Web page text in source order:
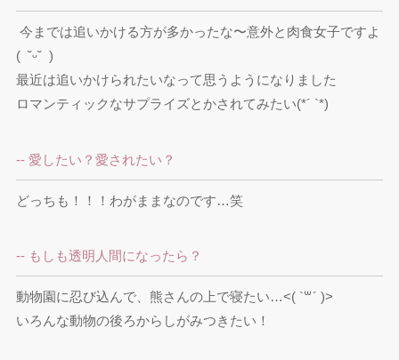
(  ˘ᵕ˘  )
最近は追いかけられたいなって思うようになりました
ロマンティックなサプライズとかされてみたい(*´ `*)
-- 愛したい？愛されたい？
どっちも！！！わがままなのです…笑
-- もしも透明人間になったら？
動物園に忍び込んで、熊さんの上で寝たい…<( `꒳´ )>
いろんな動物の後ろからしがみつきたい！